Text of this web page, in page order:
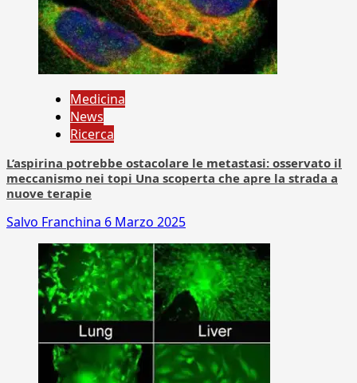
Medicina
News
Ricerca
L’aspirina potrebbe ostacolare le metastasi: osservato il
meccanismo nei topi Una scoperta che apre la strada a
nuove terapie
Salvo Franchina 6 Marzo 2025